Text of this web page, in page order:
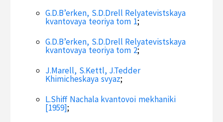
G.D.B’erken, S.D.Drell Relyatevistskaya
kvantovaya teoriya tom 1;
G.D.B’erken, S.D.Drell Relyatevistskaya
kvantovaya teoriya tom 2;
J.Marell, S.Kettl, J.Tedder
Khimicheskaya svyaz;
L.Shiff Nachala kvantovoi mekhaniki
[1959];